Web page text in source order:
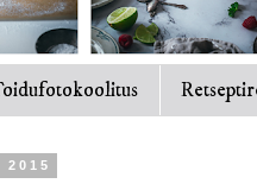
2015